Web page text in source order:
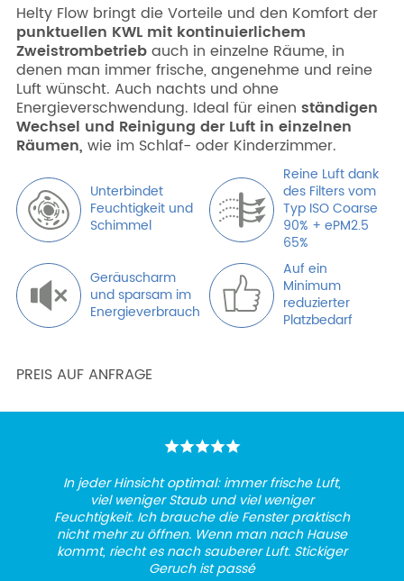
Helty Flow bringt die Vorteile und den Komfort der
punktuellen KWL mit kontinuierlichem
Zweistrombetriebauch in einzelne Räume, in
denen man immer frische, angenehme und reine
Luft wünscht. Auch nachts und ohne
Energieverschwendung. Ideal für einen ständigen
Wechsel und Reinigung der Luft in einzelnen
Räumen, wie im Schlaf- oder Kinderzimmer.
Unterbindet
Feuchtigkeit und
Schimmel
Reine Luft dank
des Filters vom
Typ ISO Coarse
90% + ePM2.5
65%
Geräuscharm
und sparsam im
Energieverbrauch
Auf ein
Minimum
reduzierter
Platzbedarf
PREIS AUF ANFRAGE
In jeder Hinsicht optimal: immer frische Luft,
viel weniger Staub und viel weniger
Feuchtigkeit. Ich brauche die Fenster praktisch
nicht mehr zu öffnen. Wenn man nach Hause
kommt, riecht es nach sauberer Luft. Stickiger
Geruch ist passé